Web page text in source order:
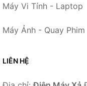
Máy Vi Tính - Laptop
Máy Ảnh - Quay Phim
LIÊN HỆ